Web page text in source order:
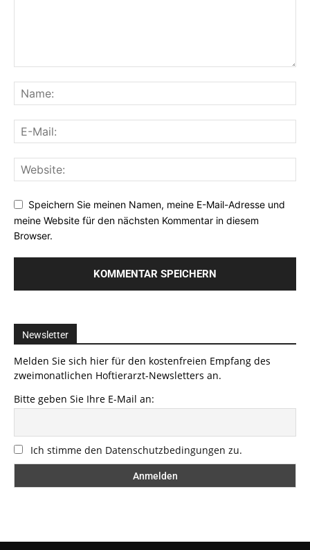
Speichern Sie meinen Namen, meine E-Mail-Adresse und
meine Website für den nächsten Kommentar in diesem
Browser.
Newsletter
Melden Sie sich hier für den kostenfreien Empfang des
zweimonatlichen Hoftierarzt-Newsletters an.
Bitte geben Sie Ihre E-Mail an:
Ich stimme den Datenschutzbedingungen zu.